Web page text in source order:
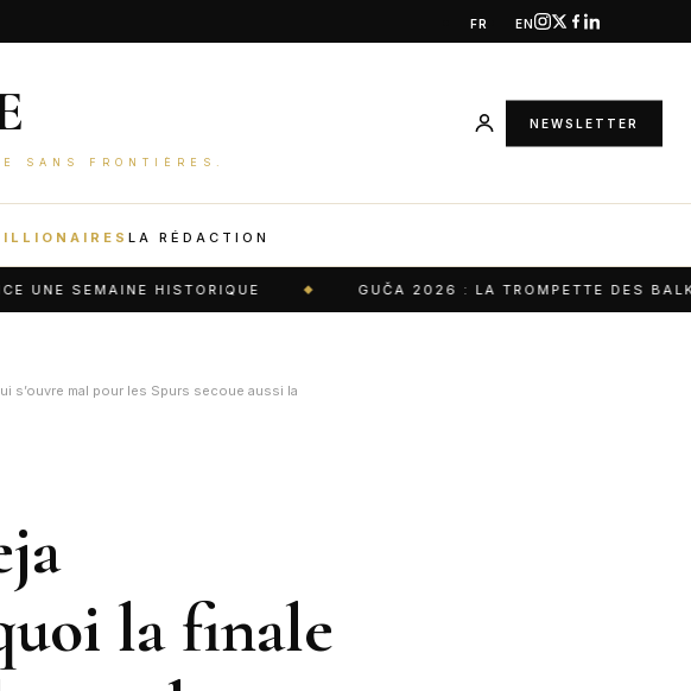
FR EN
SANS FRONTIÈRES.
NEWSLETTER
LA RÉDACTION
HISTORIQUE GUČA 2026 : LA TROMPETTE DES BALKANS FAIT
s’ouvre mal pour les Spurs secoue aussi la
la finale